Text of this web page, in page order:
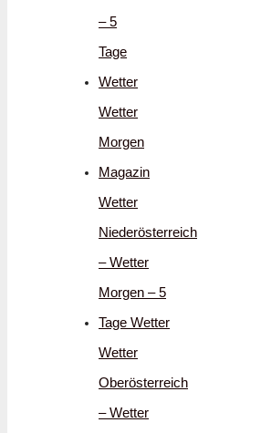
– 5
Tage
Wetter
Wetter
Morgen
Magazin
Wetter
Niederösterreich
– Wetter
Morgen – 5
Tage Wetter
Wetter
Oberösterreich
– Wetter